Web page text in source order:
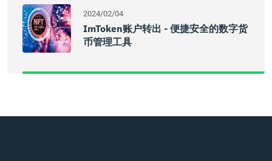
2024/02/04
ImToken账户转出 - 便捷安全的数字货
币管理工具